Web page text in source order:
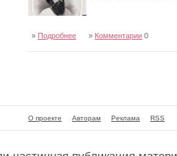
» Подробнее » Комментарии 0
О проекте Авторам Реклама RSS